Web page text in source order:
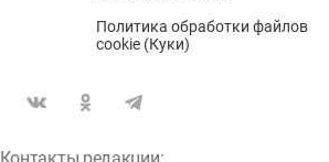
Политика обработки файлов
cookie (Куки)